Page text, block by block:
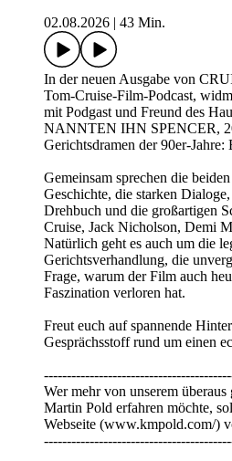
02.08.2026 | 43 Min.
In der neuen Ausgabe von
Tom-Cruise-Film-Podcast,
mit Podgast und Freund des
NANNTEN IHN SPENCER,
Gerichtsdramen der 90er-
Gemeinsam sprechen die
Geschichte, die starken
Drehbuch und die großartigen
Cruise, Jack Nicholson, Demi
Natürlich geht es auch um die
Gerichtsverhandlung, die
Frage, warum der Film auch
Faszination verloren hat.
Freut euch auf spannende
Gesprächsstoff rund um einen
Wer mehr von unserem
Martin Pold erfahren möchte,
Webseite (www.kmpold.com/)